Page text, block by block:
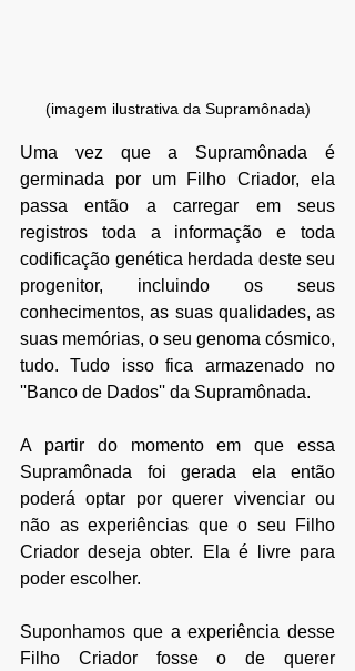
(imagem ilustrativa da Supramônada)
Uma vez que a Supramônada é
germinada por um Filho Criador, ela
passa então a carregar em seus
registros toda a informação e toda
codificação genética herdada deste seu
progenitor, incluindo os seus
conhecimentos, as suas qualidades, as
suas memórias, o seu genoma cósmico,
tudo. Tudo isso fica armazenado no
''Banco de Dados'' da Supramônada.
A partir do momento em que essa
Supramônada foi gerada ela então
poderá optar por querer vivenciar ou
não as experiências que o seu Filho
Criador deseja obter. Ela é livre para
poder escolher.
Suponhamos que a experiência desse
Filho Criador fosse o de querer